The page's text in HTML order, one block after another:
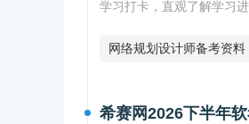
学习打卡，直观了解学习进
网络规划设计师备考资料
希赛网2026下半年